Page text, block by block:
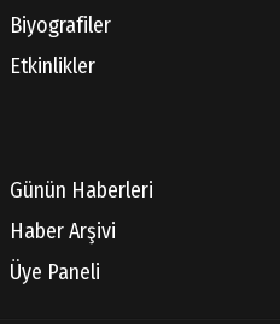
KOÇ
Şairini Uğurlarken
Biyografiler
Etkinlikler
Günün Haberleri
Haber Arşivi
Üye Paneli